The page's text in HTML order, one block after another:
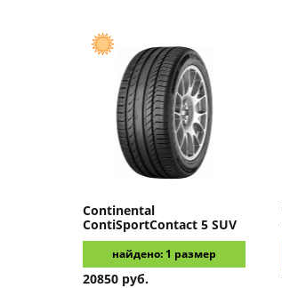
Continental
ContiSportContact 5 SUV
найдено: 1 размер
20850 руб.